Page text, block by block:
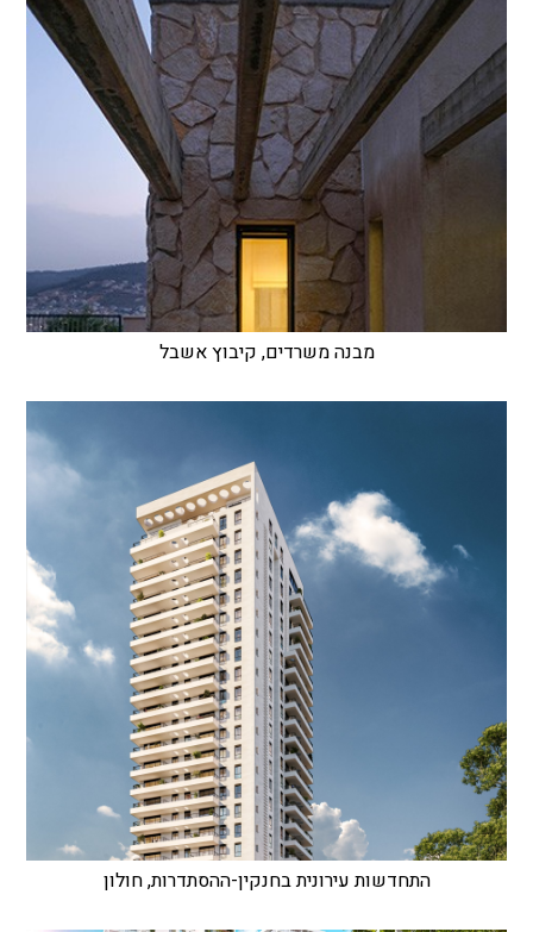
מבנה משרדים, קיבוץ אשבל
התחדשות עירונית בחנקין-ההסתדרות, חולון